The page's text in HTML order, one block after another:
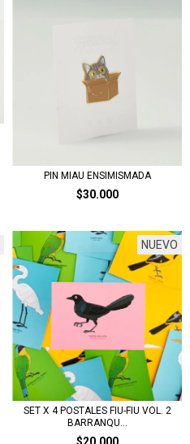
PIN MIAU ENSIMISMADA
$30.000
NUEVO
SET X 4 POSTALES FIU-FIU VOL. 2
BARRANQU...